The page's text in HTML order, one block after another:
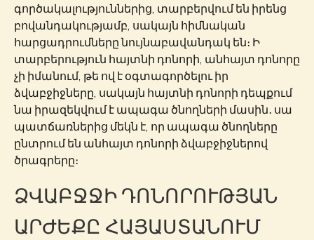
գործակալություններից, տարբերվում են իրենց
բովանդակությամբ, սակայն հիմնական
հարցադրումները նույնաբավանդակ են։ Ի
տարբերություն հայտնի դոնորի, անհայտ դոնորը
չի իմանում, թե ով է օգտագործելու իր
ձվաբջիջները, սակայն հայտնի դոնորի դեպքում
նա իրազեկվում է ապագա ծնողների մասին․ սա
պատճառներից մեկն է, որ ապագա ծնողները
ընտրում են անհայտ դոնորի ձվաբջիջներով
ծրագրերը։
ՁՎԱԲՋՋԻ ԴՈՆՈՐՈՒԹՅԱՆ
ԱՐԺԵՔԸ ՀԱՅԱՍՏԱՆՈՒՄ